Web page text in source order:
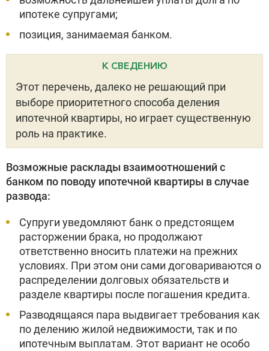
ипотеке супругами;
позиция, занимаемая банком.
К СВЕДЕНИЮ
Этот перечень, далеко не решающий при
выборе приоритетного способа деления
ипотечной квартиры, но играет существенную
роль на практике.
Возможные расклады взаимоотношений с
банком по поводу ипотечной квартиры в случае
развода:
Супруги уведомляют банк о предстоящем
расторжении брака, но продолжают
ответственно вносить платежи на прежних
условиях. При этом они сами договариваются о
распределении долговых обязательств и
разделе квартиры после погашения кредита.
Разводящаяся пара выдвигает требования как
по делению жилой недвижимости, так и по
ипотечным выплатам. Этот вариант не особо